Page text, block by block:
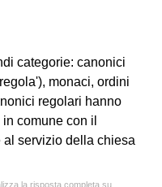
categorie: canonici
monaci, ordini
regolari hanno
comune con il
servizio della chiesa
la risposta completa su